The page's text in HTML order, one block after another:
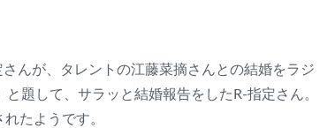
んが、タレントの江藤菜摘さんとの結婚をラジ
題して、サラッと結婚報告をしたR‐指定さん。
たようです。